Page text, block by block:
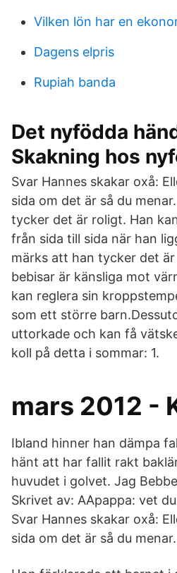
Vilken lön har en
Dagens elpris
Rupiah banda
Det nyfödda
Skakning hos
Svar Hannes skakar oxå:
sida om det är så du
tycker det är roligt. Han
från sida till sida när han
märks att han tycker det
bebisar är känsliga mot
kan reglera sin
som ett större
uttorkade och kan få
koll på detta i sommar: 1.
mars 2012 -
Ibland hinner han dämpa
hänt att har fallit rakt
huvudet i golvet. Jag
Skrivet av: AApappa: vet
Svar Hannes skakar oxå:
sida om det är så du menar.